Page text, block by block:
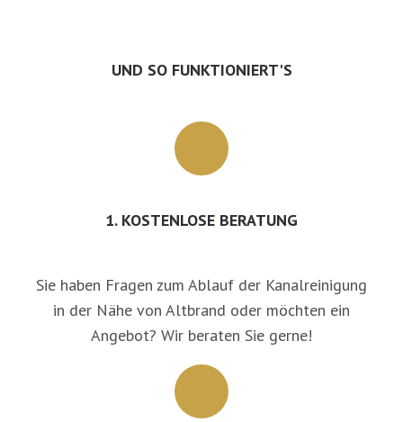
UND SO FUNKTIONIERT'S
1. KOSTENLOSE BERATUNG
Sie haben Fragen zum Ablauf der Kanalreinigung
in der Nähe von Altbrand oder möchten ein
Angebot? Wir beraten Sie gerne!